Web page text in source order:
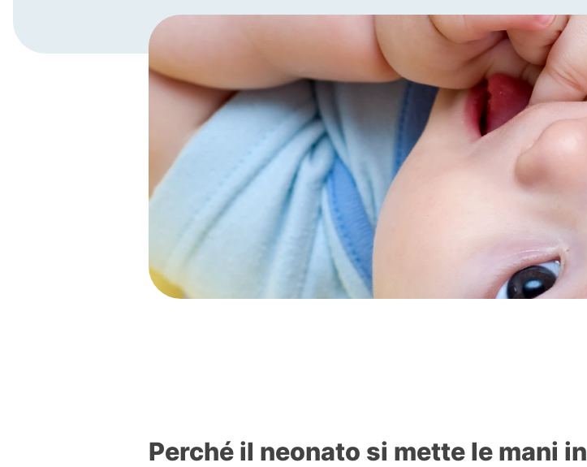
Pannolini
Protezione solare
Perché il neonato si mette le mani in